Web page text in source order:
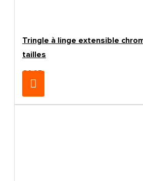
Tringle à linge extensible
tailles
€6.95